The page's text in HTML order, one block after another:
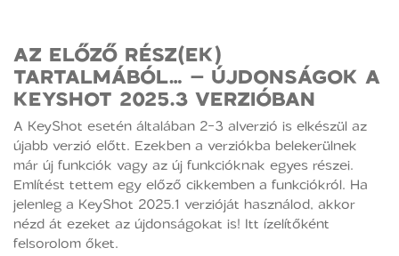
AZ ELŐZŐ RÉSZ(EK)
TARTALMÁBÓL…– ÚJDONSÁGOK A
KEYSHOT 2025.3 VERZIÓBAN
A KeyShot esetén általában 2-3 alverzió is elkészül az
újabb verzió előtt. Ezekben a verziókba belekerülnek
már új funkciók vagy az új funkcióknak egyes részei.
Említést tettem egy előző cikkemben a funkciókról. Ha
jelenleg a KeyShot 2025.1 verzióját használod, akkor
nézd át ezeket az újdonságokat is! Itt ízelítőként
felsorolom őket.